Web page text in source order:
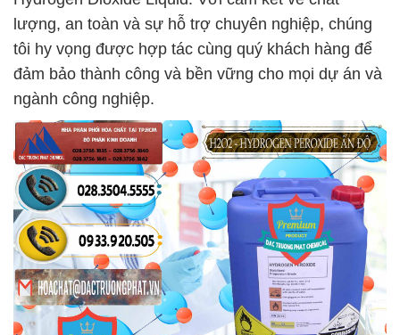
lượng, an toàn và sự hỗ trợ chuyên nghiệp, chúng
tôi hy vọng được hợp tác cùng quý khách hàng để
đảm bảo thành công và bền vững cho mọi dự án và
ngành công nghiệp.